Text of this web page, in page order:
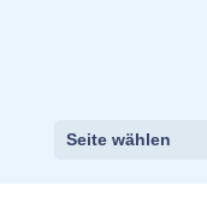
Seite wählen